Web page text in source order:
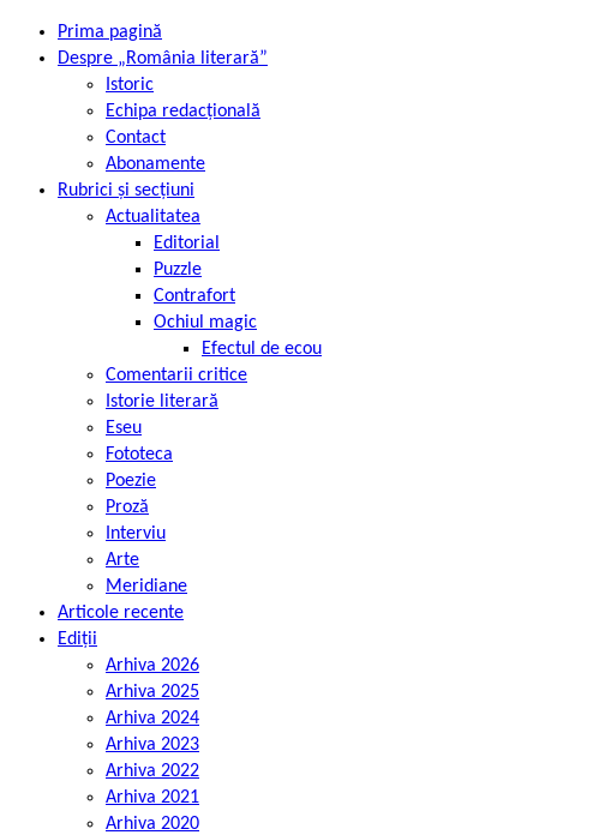
Prima pagină
Despre „România literară”
Istoric
Echipa redacțională
Contact
Abonamente
Rubrici și secțiuni
Actualitatea
Editorial
Puzzle
Contrafort
Ochiul magic
Efectul de ecou
Comentarii critice
Istorie literară
Eseu
Fototeca
Poezie
Proză
Interviu
Arte
Meridiane
Articole recente
Ediții
Arhiva 2026
Arhiva 2025
Arhiva 2024
Arhiva 2023
Arhiva 2022
Arhiva 2021
Arhiva 2020